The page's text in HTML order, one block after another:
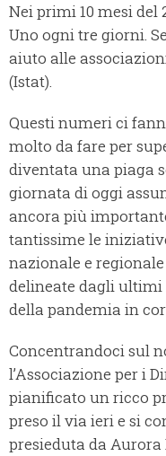
Nei primi 10 mesi del
Uno ogni tre giorni.
aiuto alle
(Istat).
Questi numeri ci
molto da fare per
diventata una piaga
giornata di oggi
ancora più
tantissime le
nazionale e
delineate dagli ultimi
della pandemia in
Concentrandoci sul
l’Associazione per i
pianificato un ricco
preso il via ieri e si
presieduta da